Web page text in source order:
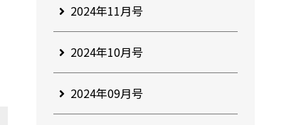
2024年11月号
2024年10月号
2024年09月号